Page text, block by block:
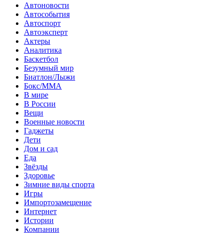
Автоновости
Автособытия
Автоспорт
Автоэксперт
Актеры
Аналитика
Баскетбол
Безумный мир
Биатлон/Лыжи
Бокс/MMA
В мире
В России
Вещи
Военные новости
Гаджеты
Дети
Дом и сад
Еда
Звёзды
Здоровье
Зимние виды спорта
Игры
Импортозамещение
Интернет
Истории
Компании